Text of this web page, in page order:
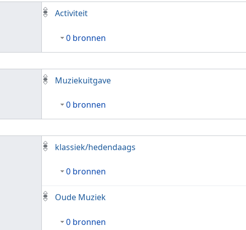
Activiteit
0 bronnen
Muziekuitgave
0 bronnen
klassiek/hedendaags
0 bronnen
Oude Muziek
0 bronnen